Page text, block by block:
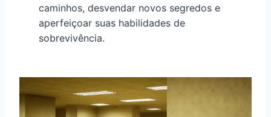
caminhos, desvendar novos segredos e
aperfeiçoar suas habilidades de
sobrevivência.